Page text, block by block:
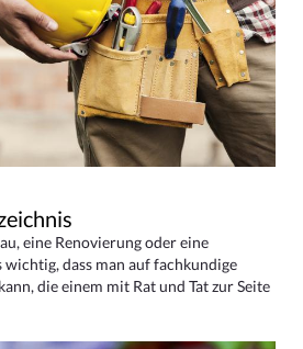
eine Renovierung oder eine
wichtig, dass man auf fachkundige
die einem mit Rat und Tat zur Seite